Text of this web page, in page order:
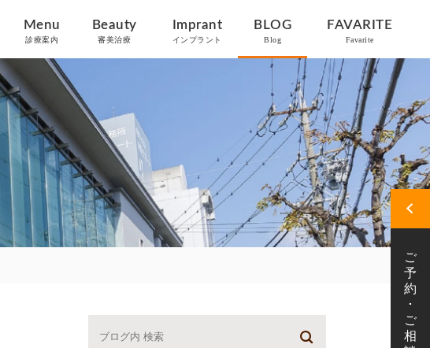
Menu
診療案内
Beauty
審美治療
Imprant
インプラント
BLOG
Blog
FAVARITE
Favarite